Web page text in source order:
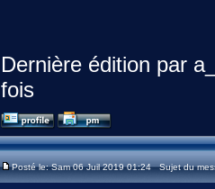
Dernière édition par
fois
Posté le: Sam 06 Juil 2019 01:24 Sujet du